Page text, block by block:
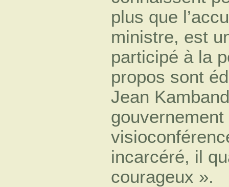
plus que
ministre, est
participé à la
propos sont
Jean
incarcéré, il
courageux ».